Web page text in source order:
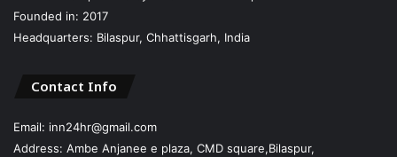
Founded in: 2017
Headquarters: Bilaspur, Chhattisgarh, India
Contact Info
Email: inn24hr@gmail.com
Address: Ambe Anjanee e plaza, CMD square,Bilaspur,